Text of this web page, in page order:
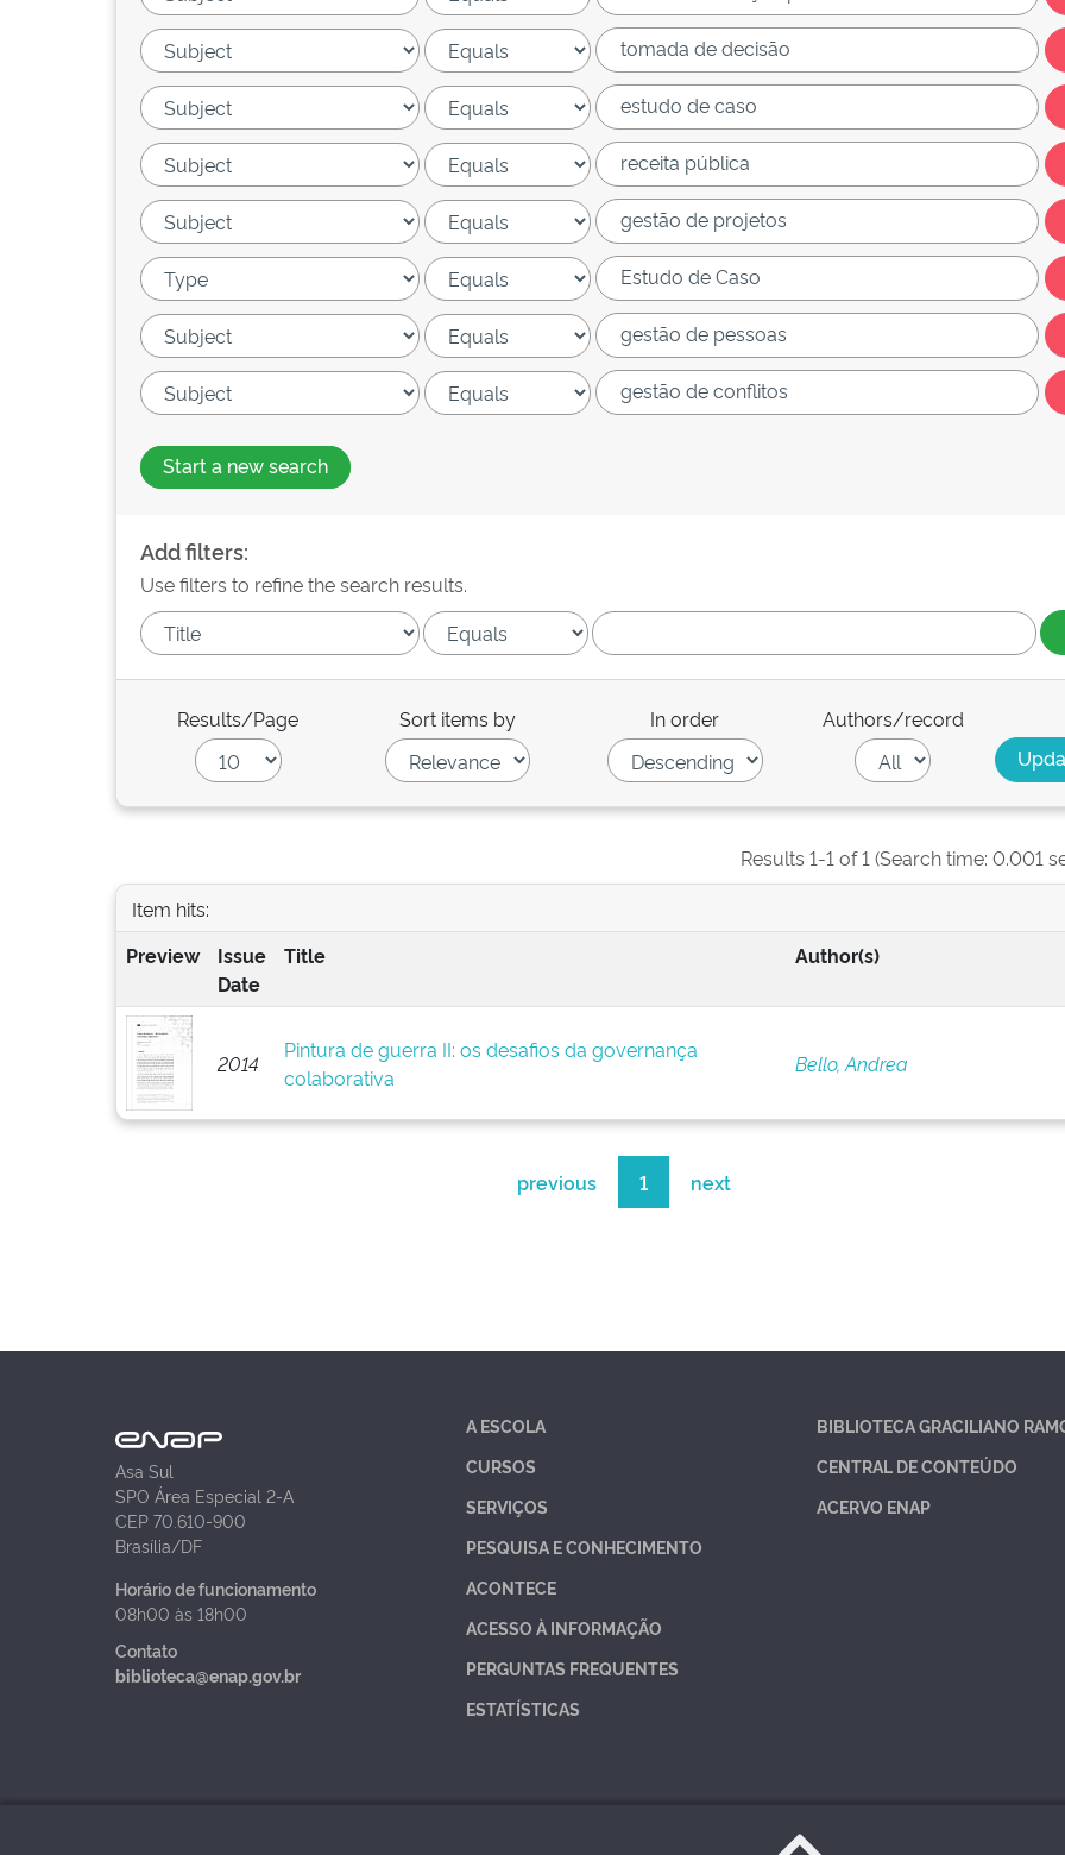
Start a new search
Add filters:
Use filters to refine the search results.
Results/Page Sort items by In order Authors/record
Results 1-1 of 1 (Search time: 0.001
Item hits:
Preview
Issue
Date
Title Author(s)
2014
Pintura de guerra II: os desafios da governança
colaborativa
Bello, Andrea
previous 1 next
Asa Sul
SPO Área Especial 2-A
CEP 70.610-900
Brasília/DF
Horário de funcionamento
08h00 às 18h00
Contato
biblioteca@enap.gov.br
A ESCOLA
CURSOS
SERVIÇOS
PESQUISA E CONHECIMENTO
ACONTECE
ACESSO À INFORMAÇÃO
PERGUNTAS FREQUENTES
ESTATÍSTICAS
BIBLIOTECA GRACILIANO
CENTRAL DE CONTEÚDO
ACERVO ENAP